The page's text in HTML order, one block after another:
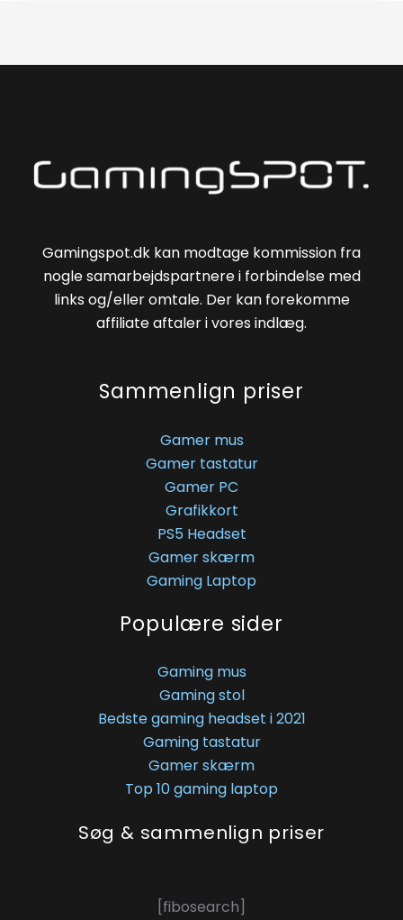
Gamingspot.dk kan modtage kommission fra
nogle samarbejdspartnere i forbindelse med
links og/eller omtale. Der kan forekomme
affiliate aftaler i vores indlæg.
Sammenlign priser
Gamer mus
Gamer tastatur
Gamer PC
Grafikkort
PS5 Headset
Gamer skærm
Gaming Laptop
Populære sider
Gaming mus
Gaming stol
Bedste gaming headset i 2021
Gaming tastatur
Gamer skærm
Top 10 gaming laptop
Søg & sammenlign priser
[fibosearch]